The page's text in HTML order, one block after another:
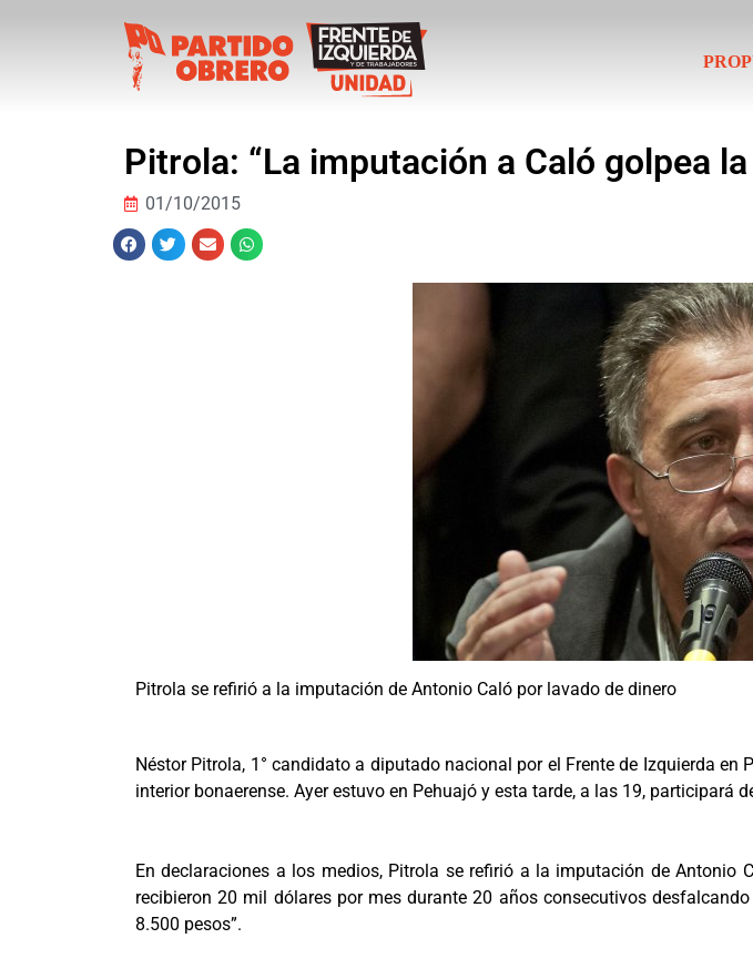
Pitrola: “La imputación a Caló golpea
01/10/2015
Pitrola se refirió a la imputación de Antonio Caló por lavado de dinero
Néstor Pitrola, 1° candidato a diputado nacional por el Frente de Izquierda
interior bonaerense. Ayer estuvo en Pehuajó y esta tarde, a las 19, participará
En declaraciones a los medios, Pitrola se refirió a la imputación de Antonio
recibieron 20 mil dólares por mes durante 20 años consecutivos
8.500 pesos”.